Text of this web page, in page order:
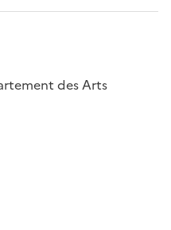
des Arts